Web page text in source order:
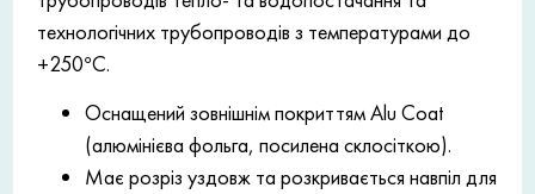
технологічних трубопроводів з температурами до
+250°С.
Оснащений зовнішнім покриттям Alu Coat
(алюмінієва фольга, посилена склосіткою).
Має розріз уздовж та розкривається навпіл для